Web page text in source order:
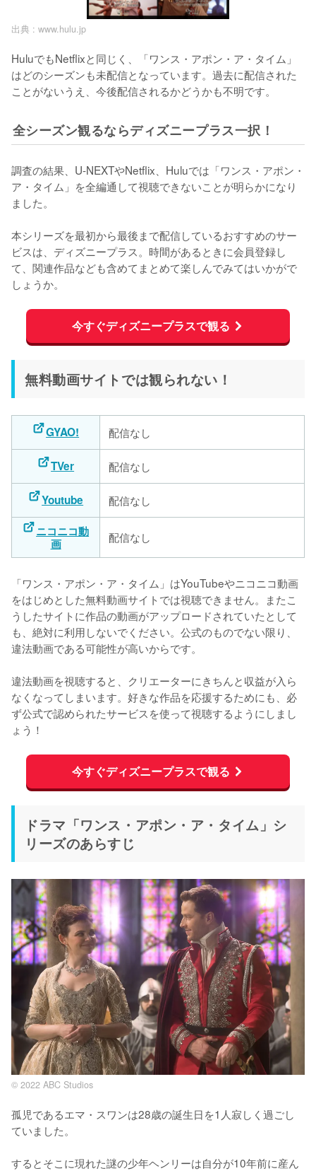
出典 : www.hulu.jp
HuluでもNetflixと同じく、「ワンス・アポン・ア・タイム」
はどのシーズンも未配信となっています。過去に配信された
ことがないうえ、今後配信されるかどうかも不明です。
全シーズン観るならディズニープラス一択！
調査の結果、U-NEXTやNetflix、Huluでは「ワンス・アポン・
ア・タイム」を全編通して視聴できないことが明らかになり
ました。
本シリーズを最初から最後まで配信しているおすすめのサー
ビスは、ディズニープラス。時間があるときに会員登録し
て、関連作品なども含めてまとめて楽しんでみてはいかがで
しょうか。
今すぐディズニープラスで観る
無料動画サイトでは観られない！
GYAO! 配信なし
TVer 配信なし
Youtube
配信なし
ニコニコ動
画
配信なし
「ワンス・アポン・ア・タイム」はYouTubeやニコニコ動画
をはじめとした無料動画サイトでは視聴できません。またこ
うしたサイトに作品の動画がアップロードされていたとして
も、絶対に利用しないでください。公式のものでない限り、
違法動画である可能性が高いからです。
違法動画を視聴すると、クリエーターにきちんと収益が入ら
なくなってしまいます。好きな作品を応援するためにも、必
ず公式で認められたサービスを使って視聴するようにしまし
ょう！
今すぐディズニープラスで観る
ドラマ「ワンス・アポン・ア・タイム」シ
リーズのあらすじ
© 2022 ABC Studios
孤児であるエマ・スワンは28歳の誕生日を1人寂しく過ごし
ていました。
するとそこに現れた謎の少年ヘンリーは自分が10年前に産ん